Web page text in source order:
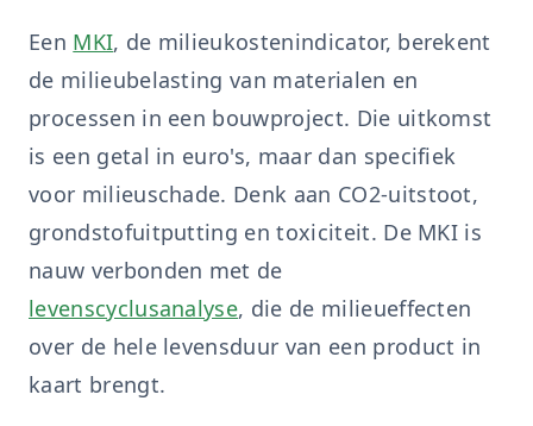
Een MKI, de milieukostenindicator, berekent
de milieubelasting van materialen en
processen in een bouwproject. Die uitkomst
is een getal in euro's, maar dan specifiek
voor milieuschade. Denk aan CO2-uitstoot,
grondstofuitputting en toxiciteit. De MKI is
nauw verbonden met de
levenscyclusanalyse, die de milieueffecten
over de hele levensduur van een product in
kaart brengt.